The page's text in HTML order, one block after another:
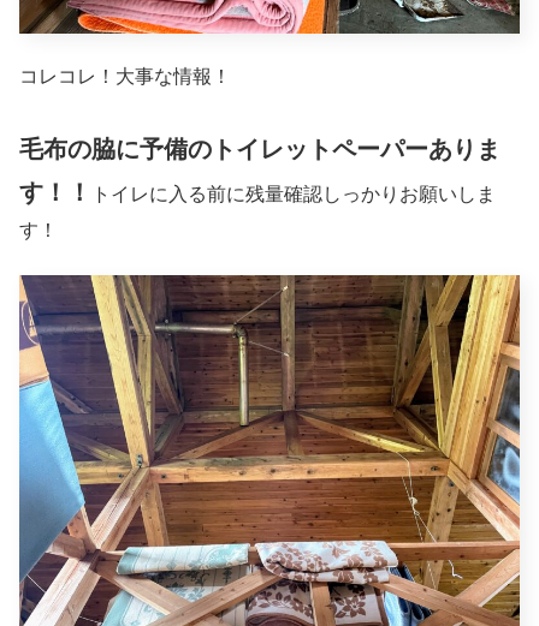
コレコレ！大事な情報！
毛布の脇に予備のトイレットペーパーありま
す！！
トイレに入る前に残量確認しっかりお願いしま
す！